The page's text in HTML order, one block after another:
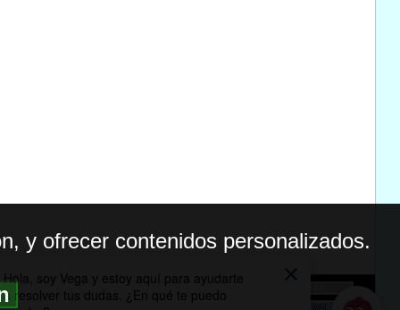
DE PRIVACIDAD
y ofrecer contenidos personalizados.